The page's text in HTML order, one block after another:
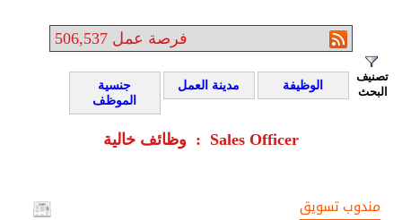
506,537 فرصة عمل
تصنيف
البحث
الوظيفة مدينة العمل
جنسية
الموظف
وظائف خالية : Sales Officer
مندوب تسويق